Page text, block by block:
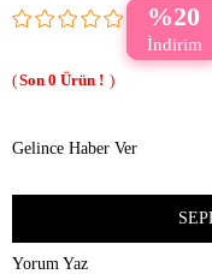
20
0
Gelince Haber Ver
Yorum Yaz